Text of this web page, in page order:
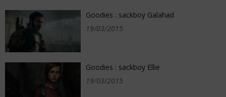
Goodies : sackboy Galahad
19/03/2015
Goodies : sackboy Ellie
19/03/2015